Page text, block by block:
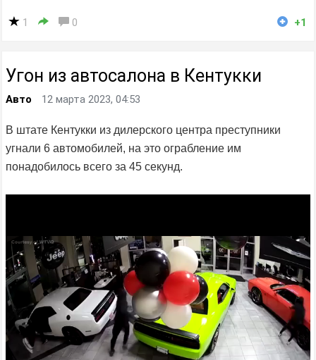
1 0 +1
Угон из автосалона в Кентукки
Авто 12 марта 2023, 04:53
В штате Кентукки из дилерского центра преступники
угнали 6 автомобилей, на это ограбление им
понадобилось всего за 45 секунд.